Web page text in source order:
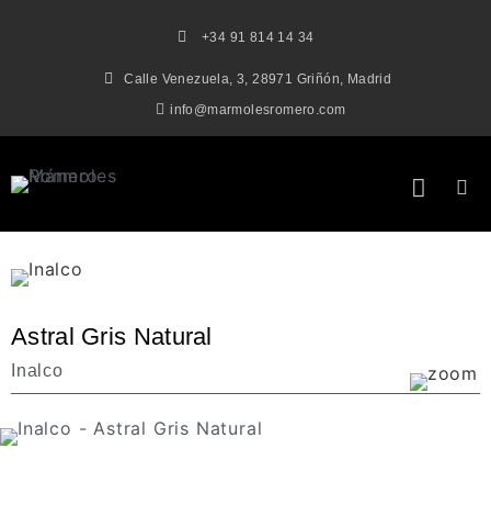
+34 91 814 14 34
Calle Venezuela, 3, 28971 Griñón, Madrid
info@marmolesromero.com
Astral Gris Natural
Inalco